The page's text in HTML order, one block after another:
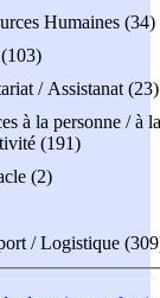
Humaines (34)
/ Assistanat (23)
à la personne / à la
(191)
(2)
/ Logistique